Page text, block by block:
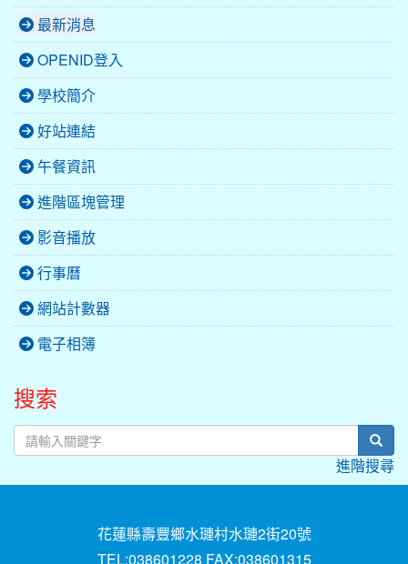
最新消息
OPENID登入
學校簡介
好站連結
午餐資訊
進階區塊管理
影音播放
行事曆
網站計數器
電子相簿
搜索
進階搜尋
花蓮縣壽豐鄉水璉村水璉2街20號
TEL:038601228 FAX:038601315